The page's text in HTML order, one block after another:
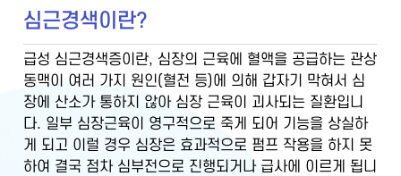
심근경색이란?
급성 심근경색증이란, 심장의 근육에 혈액을 공급하는 관상
동맥이 여러 가지 원인(혈전 등)에 의해 갑자기 막혀서 심
장에 산소가 통하지 않아 심장 근육이 괴사되는 질환입니
다. 일부 심장근육이 영구적으로 죽게 되어 기능을 상실하
게 되고 이럴 경우 심장은 효과적으로 펌프 작용을 하지 못
하여 결국 점차 심부전으로 진행되거나 급사에 이르게 됩니